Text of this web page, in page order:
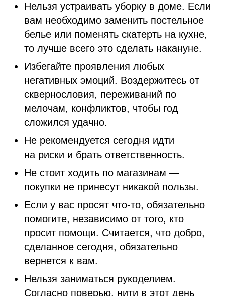
Нельзя устраивать уборку в доме. Если
вам необходимо заменить постельное
белье или поменять скатерть на кухне,
то лучше всего это сделать накануне.
Избегайте проявления любых
негативных эмоций. Воздержитесь от
сквернословия, переживаний по
мелочам, конфликтов, чтобы год
сложился удачно.
Не рекомендуется сегодня идти
на риски и брать ответственность.
Не стоит ходить по магазинам —
покупки не принесут никакой пользы.
Если у вас просят что-то, обязательно
помогите, независимо от того, кто
просит помощи. Считается, что добро,
сделанное сегодня, обязательно
вернется к вам.
Нельзя заниматься рукоделием.
Согласно поверью, нити в этот день